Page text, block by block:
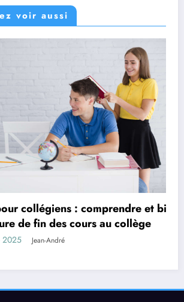
voir aussi
collégiens : comprendre et bien
de fin des cours au collège
Jean-André